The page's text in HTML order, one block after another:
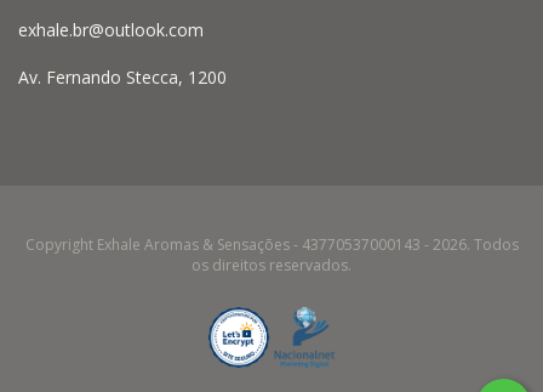
exhale.br@outlook.com
Av. Fernando Stecca, 1200
Copyright Exhale Aromas & Sensações - 43770537000143 - 2026. Todos
os direitos reservados.